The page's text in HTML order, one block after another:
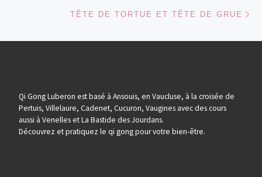
TÊTE DE TORTUE ET TÊTE DE GRUE
Qi Gong Luberon est basé à Ansouis, en Vaucluse, à la croisée de
Pertuis, Villelaure, Cadenet, Cucuron, Vaugines avec des cours
aussi à Venelles et La Bastide des Jourdans.
Découvrez et pratiquez le qi gong pour votre bien-être.